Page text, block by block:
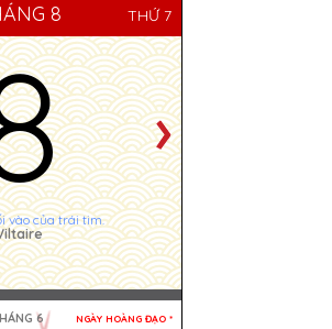
8 THỨ 7
vào của trái tim.
6 NGÀY HOÀNG ĐẠO *